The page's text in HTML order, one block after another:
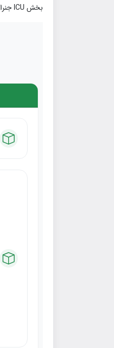
بخش ICU جنرال دو بیمارستان مدائن با تکیه بر تجربه، فناوری و رویکرد انسان‌محور در مراقبت از بیماران بحرانی، نمادی از تعهد، تخصص و کیفیت در ارائه خدمات درمانی پیشرفته است.